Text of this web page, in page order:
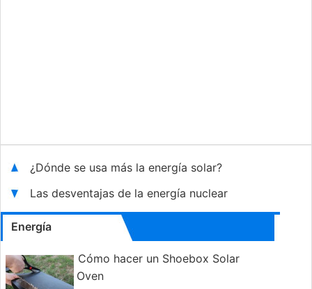
¿Dónde se usa más la energía solar?
Las desventajas de la energía nuclear
Energía
Cómo hacer un Shoebox Solar
Oven